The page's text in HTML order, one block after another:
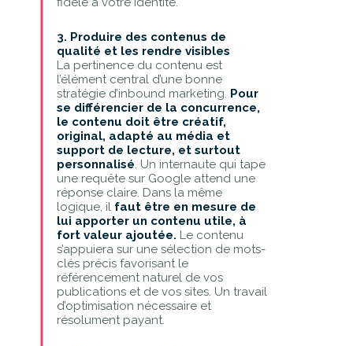
3. Produire des contenus de
qualité et les rendre visibles
La pertinence du contenu est
l’élément central d’une bonne
stratégie d’inbound marketing. Pour
se différencier de la concurrence,
le contenu doit être créatif,
original, adapté au média et
support de lecture, et surtout
personnalisé. Un internaute qui tape
une requête sur Google attend une
réponse claire. Dans la même
logique, ilfaut être en mesure de
lui apporter un contenu utile, à
fort valeur ajoutée. Le contenu
s’appuiera sur une sélection de mots-
clés précis favorisant le
référencement naturel de vos
publications et de vos sites. Un travail
d’optimisation nécessaire et
résolument payant.